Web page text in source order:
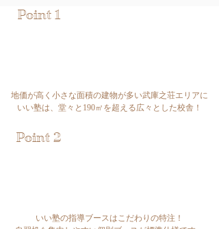
Point 1
地価が高く小さな面積の建物が多い武庫之荘エリアに
いい塾は、堂々と190㎡を超える広々とした校舎！
Point 2
いい塾の指導ブースはこだわりの特注！